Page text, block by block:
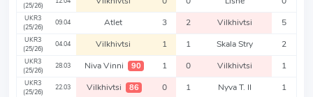
(25/26)
UKR3
(25/26)
09.04 Atlet 3 2 Vilkhivtsi 5
UKR3
(25/26)
04.04 Vilkhivtsi 1 1 Skala Stry 2
UKR3
(25/26)
28.03 Niva Vinni 90 1 0 Vilkhivtsi 1
UKR3
(25/26)
22.03 Vilkhivtsi 86 0 1 Nyva T. II 1